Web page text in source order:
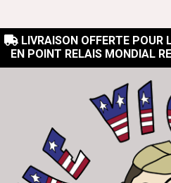
 LIVRAISON OFFERTE POUR
EN POINT RELAIS MONDIAL